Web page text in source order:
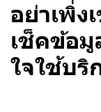
อย่าเพิ่ง
เช็คข้อ
ใจใช้บริ